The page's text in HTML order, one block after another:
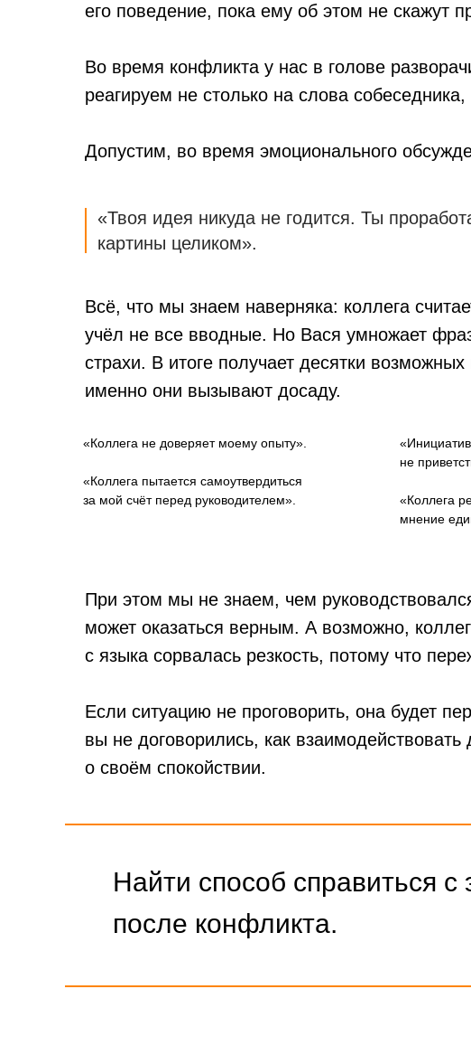
его поведение, пока ему об этом не скажут
Во время конфликта у нас в голове
реагируем не столько на слова
Допустим, во время эмоционального
«Твоя идея никуда не годится. Ты
картины целиком».
Всё, что мы знаем наверняка: коллега
учёл не все вводные. Но Вася умножает
страхи. В итоге получает десятки
именно они вызывают досаду.
«Коллега не доверяет моему опыту».
«Коллега пытается самоутвердиться
за мой счёт перед руководителем».
не
«Коллега
мнение
При этом мы не знаем, чем
может оказаться верным. А возможно,
с языка сорвалась резкость, потому что
Если ситуацию не проговорить, она будет
вы не договорились, как взаимодействовать
о своём спокойствии.
Найти способ справиться
после конфликта.